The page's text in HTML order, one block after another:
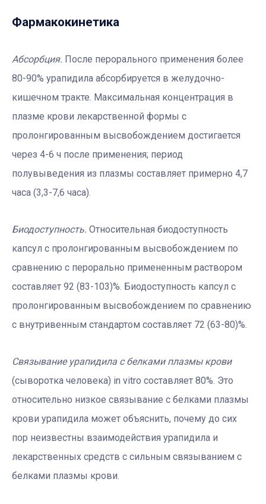
Фармакокинетика
Абсорбция. После перорального применения более
80-90% урапидила абсорбируется в желудочно-
кишечном тракте. Максимальная концентрация в
плазме крови лекарственной формы с
пролонгированным высвобождением достигается
через 4-6 ч после применения; период
полувыведения из плазмы составляет примерно 4,7
часа (3,3-7,6 часа).
Биодоступность. Относительная биодоступность
капсул с пролонгированным высвобождением по
сравнению с перорально примененным раствором
составляет 92 (83-103)%. Биодоступность капсул с
пролонгированным высвобождением по сравнению
с внутривенным стандартом составляет 72 (63-80)%.
Связывание урапидила с белками плазмы крови
(сыворотка человека) in vitro составляет 80%. Это
относительно низкое связывание с белками плазмы
крови урапидила может объяснить, почему до сих
пор неизвестны взаимодействия урапидила и
лекарственных средств с сильным связыванием с
белками плазмы крови.